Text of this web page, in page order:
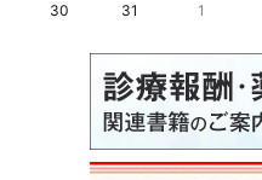
30
31 1